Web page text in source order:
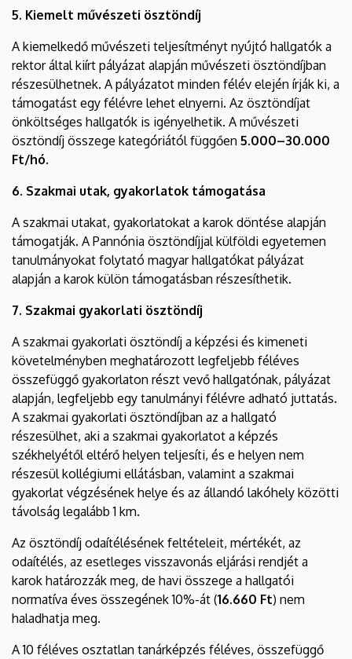
5. Kiemelt művészeti ösztöndíj
A kiemelkedő művészeti teljesítményt nyújtó hallgatók a
rektor által kiírt pályázat alapján művészeti ösztöndíjban
részesülhetnek. A pályázatot minden félév elején írják ki, a
támogatást egy félévre lehet elnyerni. Az ösztöndíjat
önköltséges hallgatók is igényelhetik. A művészeti
ösztöndíj összege kategóriától függően 5.000–30.000
Ft/hó.
6. Szakmai utak, gyakorlatok támogatása
A szakmai utakat, gyakorlatokat a karok döntése alapján
támogatják. A Pannónia ösztöndíjjal külföldi egyetemen
tanulmányokat folytató magyar hallgatókat pályázat
alapján a karok külön támogatásban részesíthetik.
7. Szakmai gyakorlati ösztöndíj
A szakmai gyakorlati ösztöndíj a képzési és kimeneti
követelményben meghatározott legfeljebb féléves
összefüggő gyakorlaton részt vevő hallgatónak, pályázat
alapján, legfeljebb egy tanulmányi félévre adható juttatás.
A szakmai gyakorlati ösztöndíjban az a hallgató
részesülhet, aki a szakmai gyakorlatot a képzés
székhelyétől eltérő helyen teljesíti, és e helyen nem
részesül kollégiumi ellátásban, valamint a szakmai
gyakorlat végzésének helye és az állandó lakóhely közötti
távolság legalább 1 km.
Az ösztöndíj odaítélésének feltételeit, mértékét, az
odaítélés, az esetleges visszavonás eljárási rendjét a
karok határozzák meg, de havi összege a hallgatói
normatíva éves összegének 10%-át (16.660 Ft) nem
haladhatja meg.
A 10 féléves osztatlan tanárképzés féléves, összefüggő